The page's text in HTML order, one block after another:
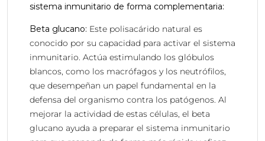
sistema inmunitario de forma complementaria:
Beta glucano: Este polisacárido natural es
conocido por su capacidad para activar el sistema
inmunitario. Actúa estimulando los glóbulos
blancos, como los macrófagos y los neutrófilos,
que desempeñan un papel fundamental en la
defensa del organismo contra los patógenos. Al
mejorar la actividad de estas células, el beta
glucano ayuda a preparar el sistema inmunitario